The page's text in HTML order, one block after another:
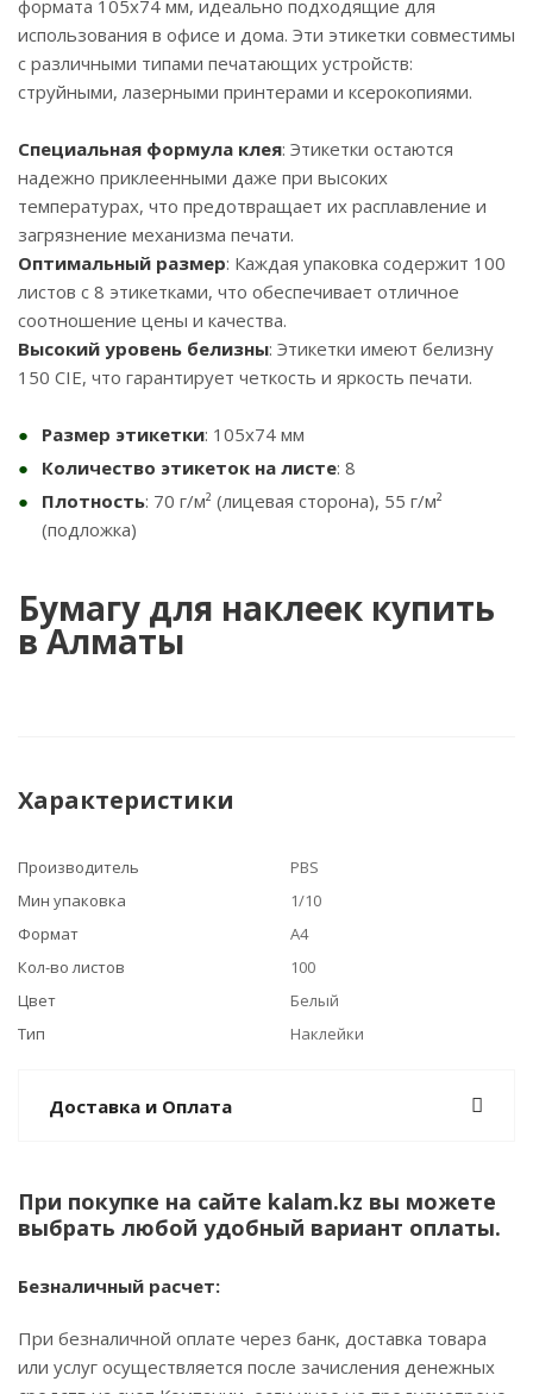
формата 105x74 мм, идеально подходящие для
использования в офисе и дома. Эти этикетки совместимы
с различными типами печатающих устройств:
струйными, лазерными принтерами и ксерокопиями.
Специальная формула клея: Этикетки остаются
надежно приклеенными даже при высоких
температурах, что предотвращает их расплавление и
загрязнение механизма печати.
Оптимальный размер: Каждая упаковка содержит 100
листов с 8 этикетками, что обеспечивает отличное
соотношение цены и качества.
Высокий уровень белизны: Этикетки имеют белизну
150 CIE, что гарантирует четкость и яркость печати.
Размер этикетки: 105x74 мм
Количество этикеток на листе: 8
Плотность: 70 г/м² (лицевая сторона), 55 г/м²
(подложка)
Бумагу для наклеек купить
в Алматы
Характеристики
Производитель
PBS
Мин упаковка
1/10
Формат
А4
Кол-во листов
100
Цвет
Белый
Тип
Наклейки
Доставка и Оплата
При покупке на сайте kalam.kz вы можете
выбрать любой удобный вариант оплаты.
Безналичный расчет:
При безналичной оплате через банк, доставка товара
или услуг осуществляется после зачисления денежных